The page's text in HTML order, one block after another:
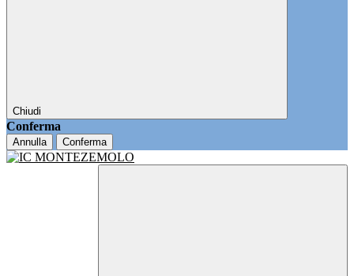
Chiudi
Conferma
Annulla Conferma